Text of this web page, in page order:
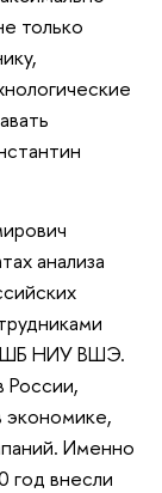
только
анализа
НИУ ВШЭ.
России,
экономике,
Именно
год внесли